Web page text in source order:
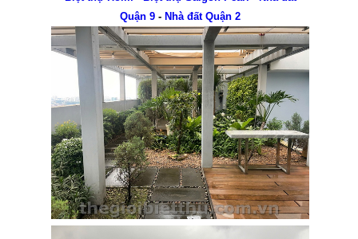
Quận 9 - Nhà đất Quận 2